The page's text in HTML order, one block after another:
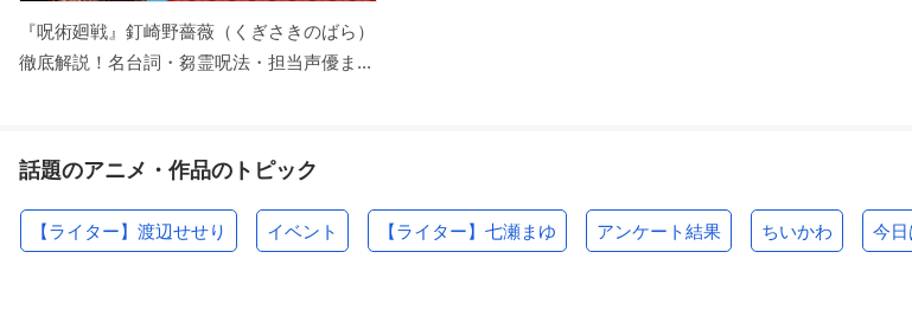
『呪術廻戦』釘崎野薔薇（くぎさきのばら）
徹底解説！名台詞・芻霊呪法・担当声優ま...
話題のアニメ・作品のトピック
【ライター】渡辺せせり イベント 【ライター】七瀬まゆ アンケート結果 ちいかわ 今日